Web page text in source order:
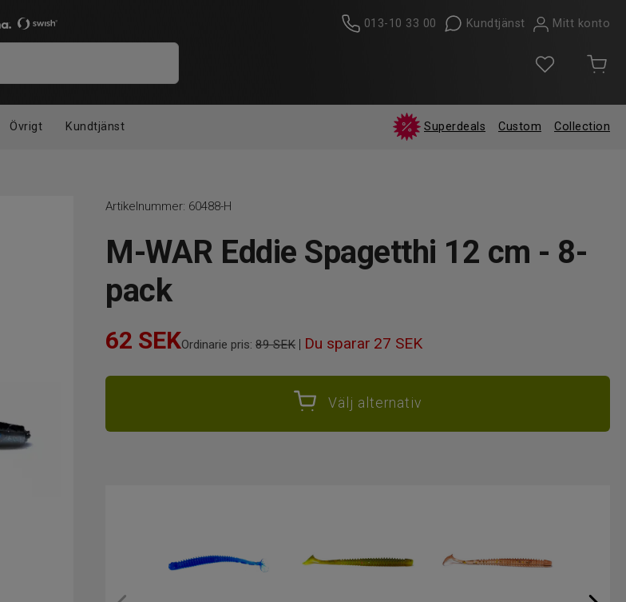
013-10 33 00 Kundtjänst Mitt konto
Övrigt Kundtjänst Superdeals Custom Collection
Artikelnummer: 60488-H
M-WAR Eddie Spagetthi 12 cm - 8-
pack
62 SEKOrdinarie pris: 89 SEK | Du sparar 27 SEK
Välj alternativ